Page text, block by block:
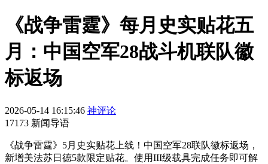
《战争雷霆》每月史实贴花五
月：中国空军28战斗机联队徽
标返场
2026-05-14 16:15:46 神评论
17173 新闻导语
《战争雷霆》5月史实贴花上线！中国空军28联队徽标返场，
新增美法苏日德5款限定贴花。使用III级载具完成任务即可解